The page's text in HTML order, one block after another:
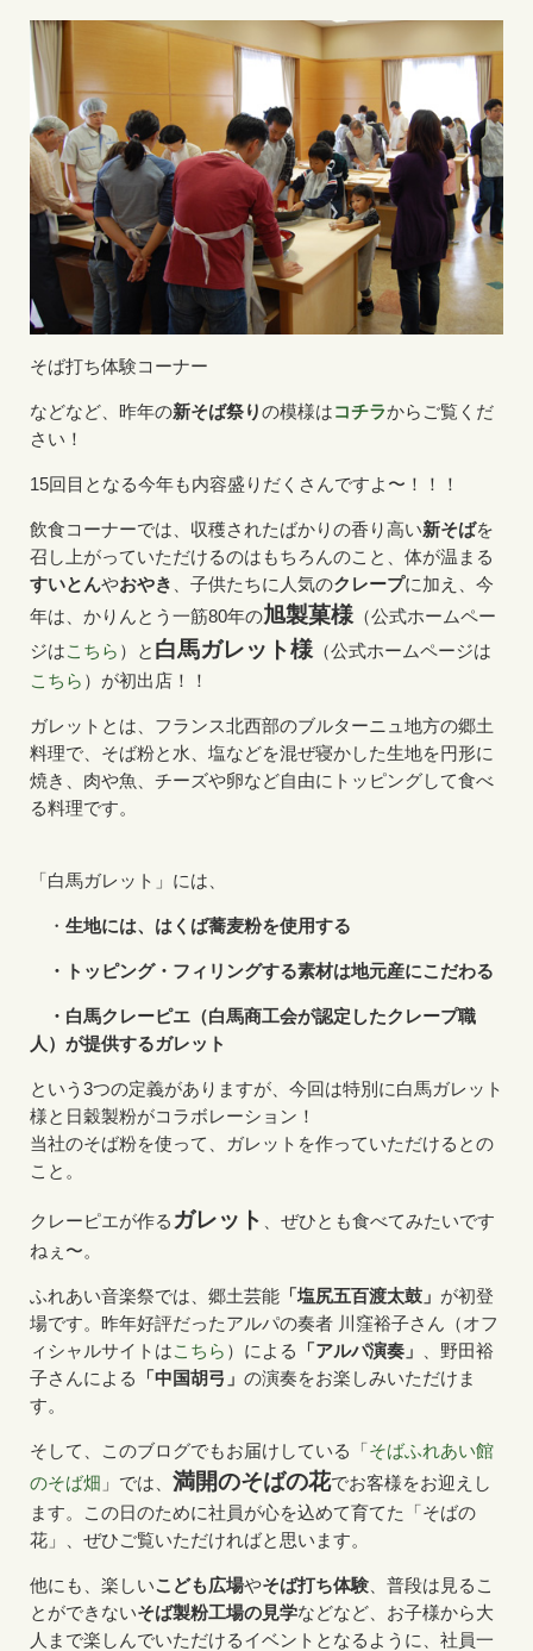
そば打ち体験コーナー
などなど、昨年の新そば祭りの模様はコチラからご覧くだ
さい！
15回目となる今年も内容盛りだくさんですよ〜！！！
飲食コーナーでは、収穫されたばかりの香り高い新そばを
召し上がっていただけるのはもちろんのこと、体が温まる
すいとんやおやき 、子供たちに人気のクレープに加え、今
年は、かりんとう一筋80年の旭製菓様 （公式ホームペー
ジはこちら ）と 白馬ガレット様 （公式ホームページは
こちら ）が初出店！！
ガレットとは、フランス北西部のブルターニュ地方の郷土
料理で、そば粉と水、塩などを混ぜ寝かした生地を円形に
焼き、肉や魚、チーズや卵など自由にトッピングして食べ
る料理です。
「白馬ガレット」には、
・ 生地には、はくば蕎麦粉を使用する
・トッピング・フィリングする素材は地元産にこだわる
・白馬クレーピエ（白馬商工会が認定したクレープ職
人）が提供するガレット
という3つの定義がありますが、今回は特別に白馬ガレット
様と日穀製粉がコラボレーション！
当社のそば粉を使って、ガレットを作っていただけるとの
こと。
クレーピエが作る ガレット
、ぜひとも食べてみたいです
ねぇ〜。
ふれあい音楽祭では、郷土芸能 「塩尻五百渡太鼓」 が初登
場です。昨年好評だったアルパの奏者 川窪裕子さん（オフ
ィシャルサイトはこちら ）による 「アルパ演奏」
、野田裕
子さんによる
「中国胡弓」 の演奏をお楽しみいただけま
す。
そして、このブログでもお届けしている「そばふれあい館
のそば畑 」では、 満開のそばの花でお客様をお迎えし
ます。この日のために社員が心を込めて育てた「そばの
花」、ぜひご覧いただければと思います。
他にも、楽しいこども広場やそば打ち体験 、普段は見るこ
とができないそば製粉工場の見学などなど、お子様から大
人まで楽しんでいただけるイベントとなるように、社員一